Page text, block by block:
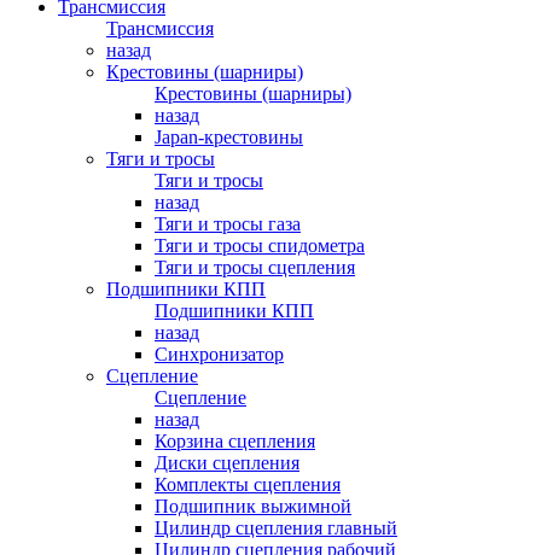
Трансмиссия
Трансмиссия
назад
Крестовины (шарниры)
Крестовины (шарниры)
назад
Japan-крестовины
Тяги и тросы
Тяги и тросы
назад
Тяги и тросы газа
Тяги и тросы спидометра
Тяги и тросы сцепления
Подшипники КПП
Подшипники КПП
назад
Синхронизатор
Сцепление
Сцепление
назад
Корзина сцепления
Диски сцепления
Комплекты сцепления
Подшипник выжимной
Цилиндр сцепления главный
Цилиндр сцепления рабочий